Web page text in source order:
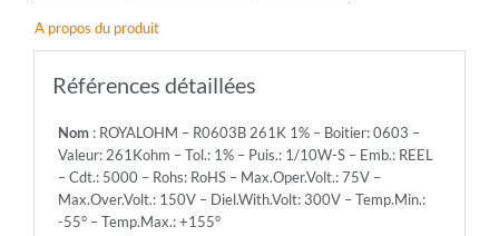
REEL
-
5000
-
Rohs:
RoHS
-
A propos du produit
Références détaillées
Nom: ROYALOHM – R0603B 261K 1% – Boitier: 0603 –
Valeur: 261Kohm – Tol.: 1% – Puis.: 1/10W-S – Emb.: REEL
– Cdt.: 5000 – Rohs: RoHS – Max.Oper.Volt.: 75V –
Max.Over.Volt.: 150V – Diel.With.Volt: 300V – Temp.Min.:
-55° – Temp.Max.: +155°